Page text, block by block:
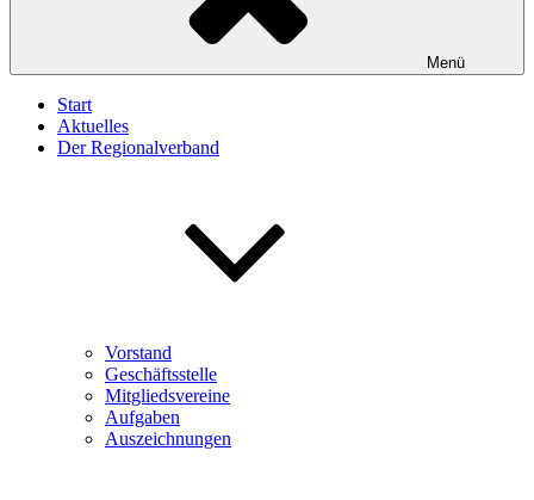
Menü
Start
Aktuelles
Der Regionalverband
Vorstand
Geschäftsstelle
Mitgliedsvereine
Aufgaben
Auszeichnungen